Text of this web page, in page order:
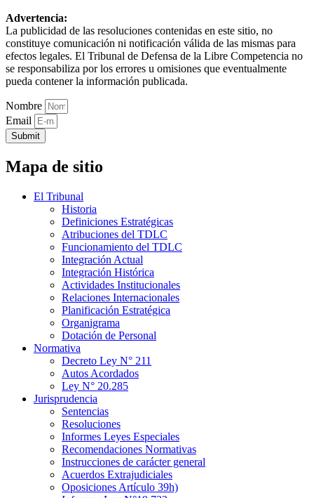
Advertencia:
La publicidad de las resoluciones contenidas en este sitio, no
constituye comunicación ni notificación válida de las mismas para
efectos legales. El Tribunal de Defensa de la Libre Competencia no
se responsabiliza por los errores u omisiones que eventualmente
pueda contener la información publicada.
Nombre
Email
Submit
Mapa de sitio
El Tribunal
Historia
Definiciones Estratégicas
Atribuciones del TDLC
Funcionamiento del TDLC
Integración Actual
Integración Histórica
Actividades Institucionales
Relaciones Internacionales
Planificación Estratégica
Organigrama
Dotación de Personal
Normativa
Decreto Ley N° 211
Autos Acordados
Ley N° 20.285
Jurisprudencia
Sentencias
Resoluciones
Informes Leyes Especiales
Recomendaciones Normativas
Instrucciones de carácter general
Acuerdos Extrajudiciales
Oposiciones Artículo 39h)